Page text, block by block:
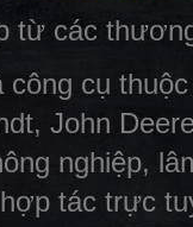
từ các
công cụ
John
nghiệp,
tác trực